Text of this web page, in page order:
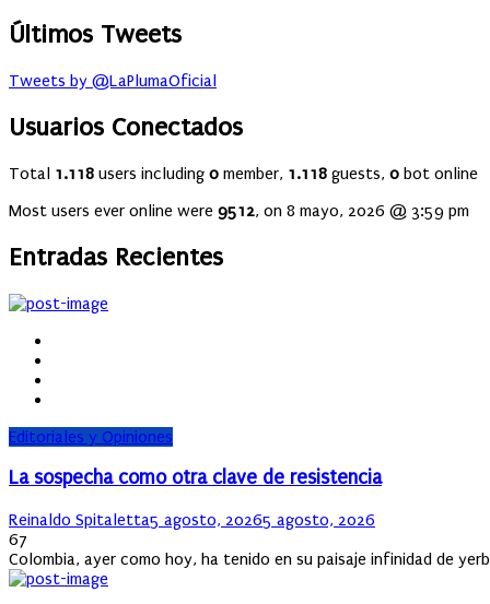
Últimos Tweets
Tweets by @LaPlumaOficial
Usuarios Conectados
Total 1.118 users including 0 member, 1.118 guests, 0 bot online
Most users ever online were 9512, on 8 mayo, 2026 @ 3:59 pm
Entradas Recientes
Editoriales y Opiniones
La sospecha como otra clave de resistencia
Author
Reinaldo SpitalettaPosted
5 agosto, 20265 agosto, 2026
67
Colombia, ayer como hoy, ha tenido en su paisaje infinidad de